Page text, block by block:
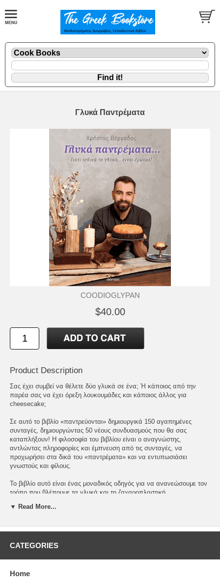
Γλυκά Παντρέματα
COODIOGLYPAN
$40.00
Product Description
Σας έχει συμβεί να θέλετε δύο γλυκά σε ένα; Ή κάποιος από την
παρέα σας να έχει όρεξη λουκουμάδες και κάποιος άλλος για
cheesecake;
Σε αυτό το βιβλίο «παντρεύονται» δημιουργικά 150 αγαπημένες
συνταγές, δημιουργώντας 50 νέους συνδυασμούς που θα σας
καταπλήξουν! Η φιλοσοφία του βιβλίου είναι ο αναγνώστης,
αντλώντας πληροφορίες και έμπνευση από τις συνταγές, να
προχωρήσει στα δικά του «παντρέματα» και να εντυπωσιάσει
γνωστούς και φίλους.
Το βιβλίο αυτό είναι ένας μοναδικός οδηγός για να ανανεώσουμε τον
τρόπο που βλέπουμε τα γλυκά και τη ζαχαροπλαστική.
By Christos Vergados. 232 color pages. Hard cover. 19,0 x 25,5 cm.
▼ Read More...
CATEGORIES
Home